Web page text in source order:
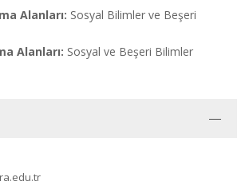
Alanları: Sosyal Bilimler ve Beşeri
Alanları: Sosyal ve Beşeri Bilimler